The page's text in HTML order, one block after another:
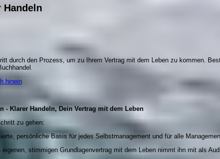
Handeln
durch den Prozess, um zu Ihrem Vertrag mit dem Leben zu kommen.
hinein
- Klarer Handeln,Dein Vertrag mit dem Leben
zu gehen:
persönliche Basis für jedes Selbstmanagement und für alle
stimmigen Grundlagenvertrag mit dem Leben nimmt ihn mit als